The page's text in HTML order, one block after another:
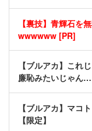
【裏技】青輝石を
wwwwww [PR]
【ブルアカ】これ
廉恥みたいじゃん…
【ブルアカ】マコ
【限定】